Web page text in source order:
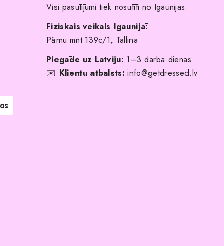
Visi pasūtījumi tiek nosūtīti no Igaunijas.
Fiziskais veikals Igaunijā:
Pärnu mnt 139c/1, Tallina
Piegāde uz Latviju: 1–3 darba dienas
✉️ Klientu atbalsts: info@getdressed.lv